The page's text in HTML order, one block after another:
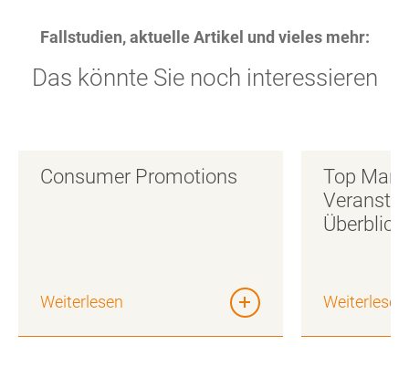
Fallstudien, aktuelle Artikel und vieles mehr:
Das könnte Sie noch interessieren
Consumer Promotions
Weiterlesen
Top
Überblick
Weiterlesen